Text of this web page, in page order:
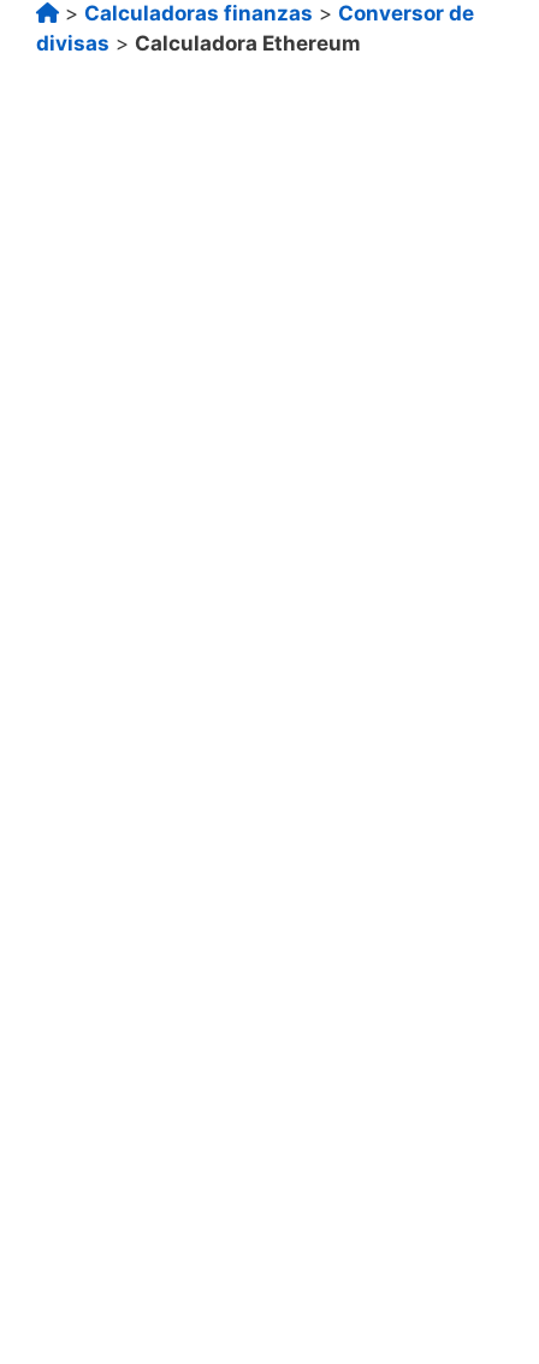
> Calculadoras finanzas > Conversor de
divisas > Calculadora Ethereum